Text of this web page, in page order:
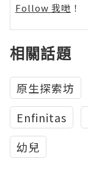
Follow 我哋 ！
相關話題
原生探索坊
Enfinitas
幼兒